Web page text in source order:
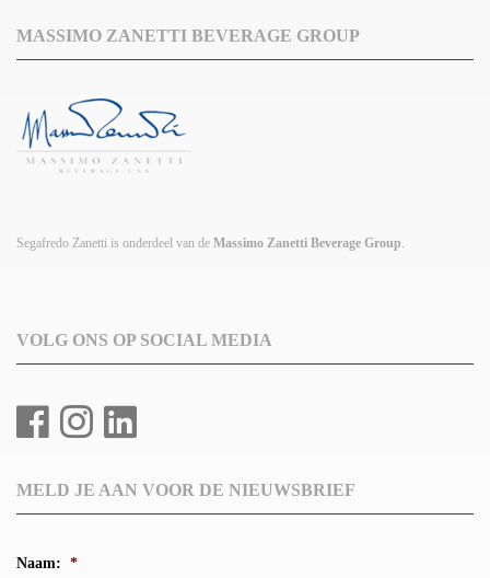
MASSIMO ZANETTI BEVERAGE GROUP
Segafredo Zanetti is onderdeel van de Massimo Zanetti Beverage Group
VOLG ONS OP SOCIAL MEDIA
MELD JE AAN VOOR DE NIEUWSBRIEF
Naam: *